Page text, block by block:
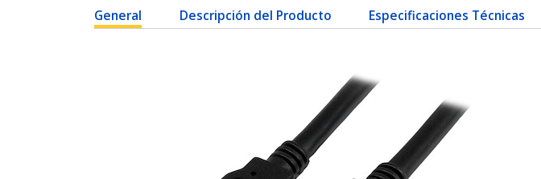
General Descripción del Producto Especificaciones Técnicas